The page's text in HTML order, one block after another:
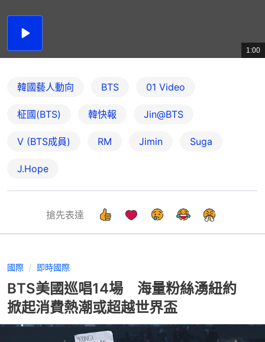
播
總
共
1:00
韓國藝人動向 BTS 01 Video
柾國(BTS) 韓快報 Jin@BTS
V (BTS成員) RM Jimin Suga
J.Hope
搶先表達
國際 即時國際
BTS美國巡唱14場 海量粉絲湧紐約
掀起消費熱潮或超越世界盃